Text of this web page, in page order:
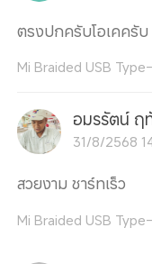
ตรงปกครับโอเคครับ
Mi Braided USB
อมรรัตน์ ฤ
31/8/2568
สวยงาม ชาร์ทเร็ว
Mi Braided USB